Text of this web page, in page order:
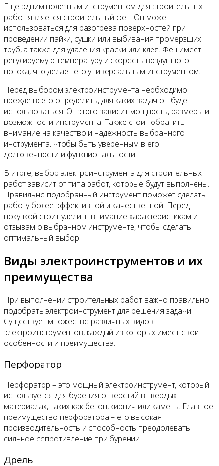
Еще одним полезным инструментом для строительных
работ является строительный фен. Он может
использоваться для разогрева поверхностей при
проведении пайки, сушки или выбивания промерзших
труб, а также для удаления краски или клея. Фен имеет
регулируемую температуру и скорость воздушного
потока, что делает его универсальным инструментом.
Перед выбором электроинструмента необходимо
прежде всего определить, для каких задач он будет
использоваться. От этого зависит мощность, размеры и
возможности инструмента. Также стоит обратить
внимание на качество и надежность выбранного
инструмента, чтобы быть уверенным в его
долговечности и функциональности.
В итоге, выбор электроинструмента для строительных
работ зависит от типа работ, которые будут выполнены.
Правильно подобранный инструмент поможет сделать
работу более эффективной и качественной. Перед
покупкой стоит уделить внимание характеристикам и
отзывам о выбранном инструменте, чтобы сделать
оптимальный выбор.
Виды электроинструментов и их
преимущества
При выполнении строительных работ важно правильно
подобрать электроинструмент для решения задачи.
Существует множество различных видов
электроинструментов, каждый из которых имеет свои
особенности и преимущества.
Перфоратор
Перфоратор – это мощный электроинструмент, который
используется для бурения отверстий в твердых
материалах, таких как бетон, кирпич или камень. Главное
преимущество перфоратора – его высокая
производительность и способность преодолевать
сильное сопротивление при бурении.
Дрель